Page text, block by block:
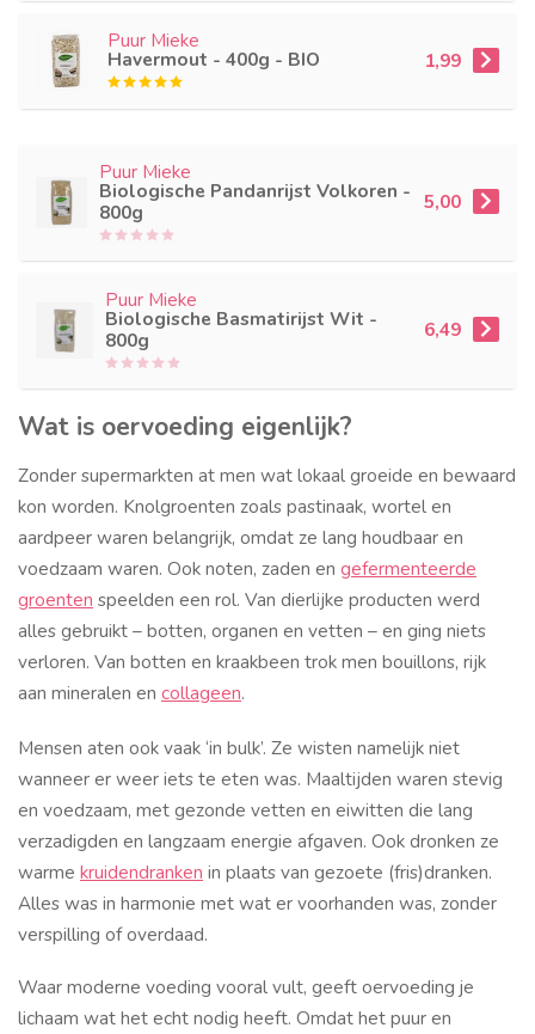
Puur Mieke
Havermout - 400g - BIO 1,99
Puur Mieke
Biologische Pandanrijst Volkoren -
800g
5,00
Puur Mieke
Biologische Basmatirijst Wit -
800g
6,49
Wat is oervoeding eigenlijk?
Zonder supermarkten at men wat lokaal groeide en bewaard
kon worden. Knolgroenten zoals pastinaak, wortel en
aardpeer waren belangrijk, omdat ze lang houdbaar en
voedzaam waren. Ook noten, zaden en gefermenteerde
groenten speelden een rol. Van dierlijke producten werd
alles gebruikt – botten, organen en vetten – en ging niets
verloren. Van botten en kraakbeen trok men bouillons, rijk
aan mineralen en collageen.
Mensen aten ook vaak ‘in bulk’. Ze wisten namelijk niet
wanneer er weer iets te eten was. Maaltijden waren stevig
en voedzaam, met gezonde vetten en eiwitten die lang
verzadigden en langzaam energie afgaven. Ook dronken ze
warme kruidendranken in plaats van gezoete (fris)dranken.
Alles was in harmonie met wat er voorhanden was, zonder
verspilling of overdaad.
Waar moderne voeding vooral vult, geeft oervoeding je
lichaam wat het echt nodig heeft. Omdat het puur en